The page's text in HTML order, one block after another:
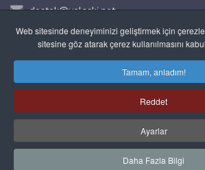
destek@yolaski.net
https://www.yolak.tr/
Merkez, Uşak, TÜRKİYE
Size geri dönüş için lütfen GEÇERLİ
kullanın.
Telif Hakkı © 2021YOL AŞKI. Tüm Hakları Saklıdır.
Joomla!
Web sitesinde deneyiminizi geliştirmek için
sitesine göz atarak çerez kullanılmasını
Tamam, anladım!
Reddet
Ayarlar
Daha Fazla Bilgi